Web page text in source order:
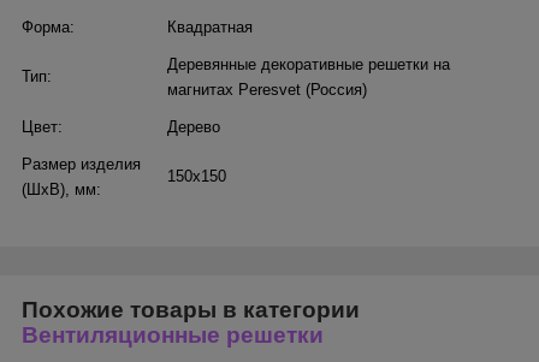
Форма: Квадратная
Тип:
Деревянные декоративные решетки на
магнитах Peresvet (Россия)
Цвет: Дерево
Размер изделия
(ШхВ), мм:
150х150
Похожие товары в категории
Вентиляционные решетки